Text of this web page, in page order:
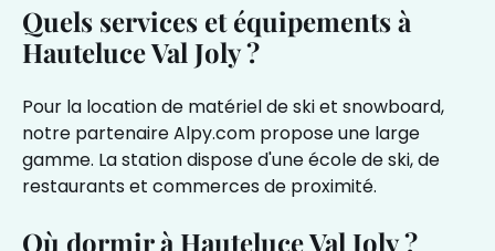
Quels services et équipements à
Hauteluce Val Joly ?
Pour la location de matériel de ski et snowboard,
notre partenaireAlpy.com propose une large
gamme. La station dispose d'une école de ski, de
restaurants et commerces de proximité.
Où dormir à Hauteluce Val Joly ?